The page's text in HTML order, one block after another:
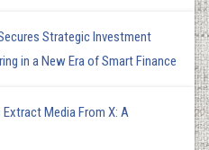
Strategic Investment
in a New Era of Smart Finance
Media From X: A